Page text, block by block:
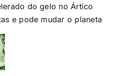
do gelo no Ártico
e pode mudar o planeta